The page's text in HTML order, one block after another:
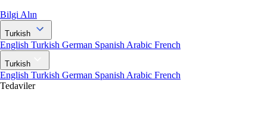
Bilgi Alın
Turkish
English Turkish German Spanish Arabic French
Turkish
English Turkish German Spanish Arabic French
Tedaviler